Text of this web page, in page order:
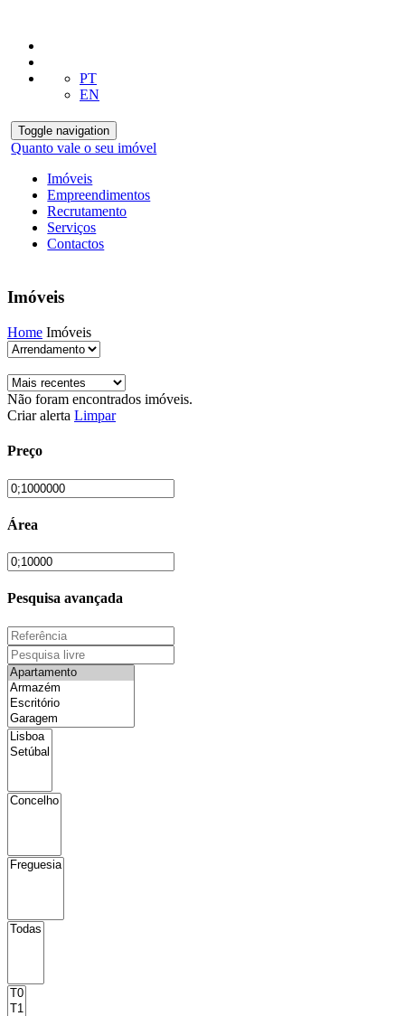
PT
EN
Toggle navigation
Quanto vale o seu imóvel
Imóveis
Empreendimentos
Recrutamento
Serviços
Contactos
Imóveis
Home Imóveis
Não foram encontrados imóveis.
Criar alerta Limpar
Preço
Área
Pesquisa avançada